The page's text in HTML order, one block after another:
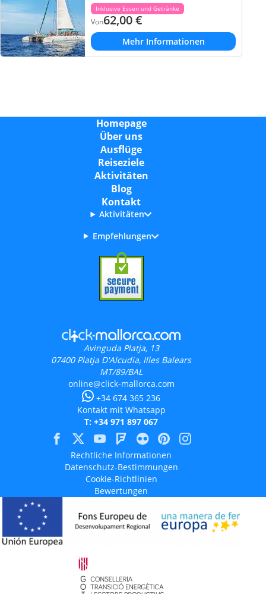
Inklusive Essen und Getränke
Von62,00€
Mehr Informationen
Homepage
Über uns
Ausflüge
Reiseziele
Aktivitäten
Blog
Kontakt
Aktivitäten
Empfehlungen
Avinguda Platja, 13
07400 Platja D'Alcudia, Illes Balears
MT/89/BAL
online@click-mallorca.com
+34 674 365 236
Kontakt mit Whatsapp
T: +34 971 897 067
Rechtliche Informationen
Datenschutz-Bestimmungen
Cookie-Richtlinien
Bewertungen